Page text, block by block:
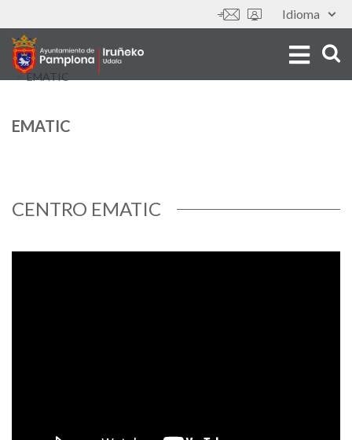
au
contenu
principal
Idioma
Outils
EMATIC
EMATIC
CENTRO EMATIC